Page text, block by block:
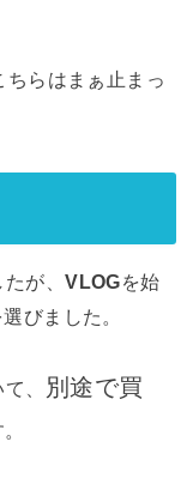
らはまぁ止まっ
たが、VLOGを始
びました。
、
別途で買